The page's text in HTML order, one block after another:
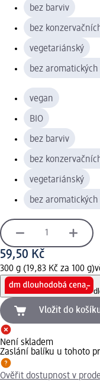
bez barviv
bez
vegetariánský
bez
vegan
BIO
bez barviv
bez
vegetariánský
bez
59,50 Kč
300 g (19,83 Kč za 100 g)
Vložit do
Není skladem
Zaslání balíku u tohoto
Ověřit dostupnost v